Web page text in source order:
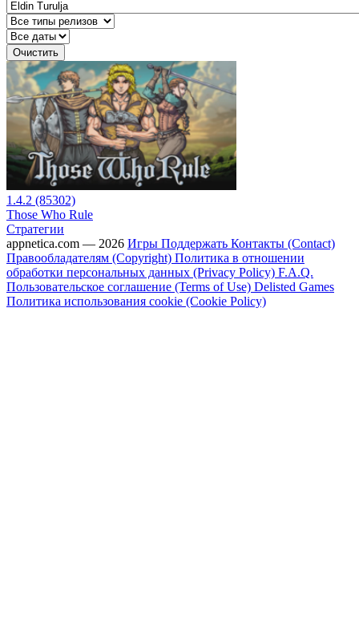
Очистить
1.4.2 (85302)
Those Who Rule
Стратегии
appnetica.com — 2026 Игры Поддержать Контакты (Contact)
Правообладателям (Copyright) Политика в отношении
обработки персональных данных (Privacy Policy) F.A.Q.
Пользовательское соглашение (Terms of Use) Delisted Games
Политика использования cookie (Cookie Policy)